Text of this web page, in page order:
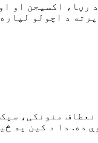
رڼا، اکسیجن او
د اچولو
منونکی،
ده. دا د کین په